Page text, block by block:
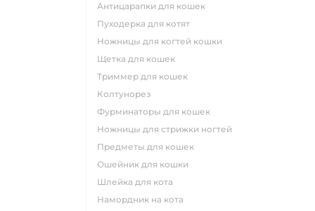
антицарапки для кошек
пуходерка для котят
ножницы для когтей кошки
щетка для кошек
триммер для кошек
колтунорез
фурминаторы для кошек
ножницы для стрижки ногтей
предметы для кошек
ошейник для кошки
шлейка для кота
намордник на кота